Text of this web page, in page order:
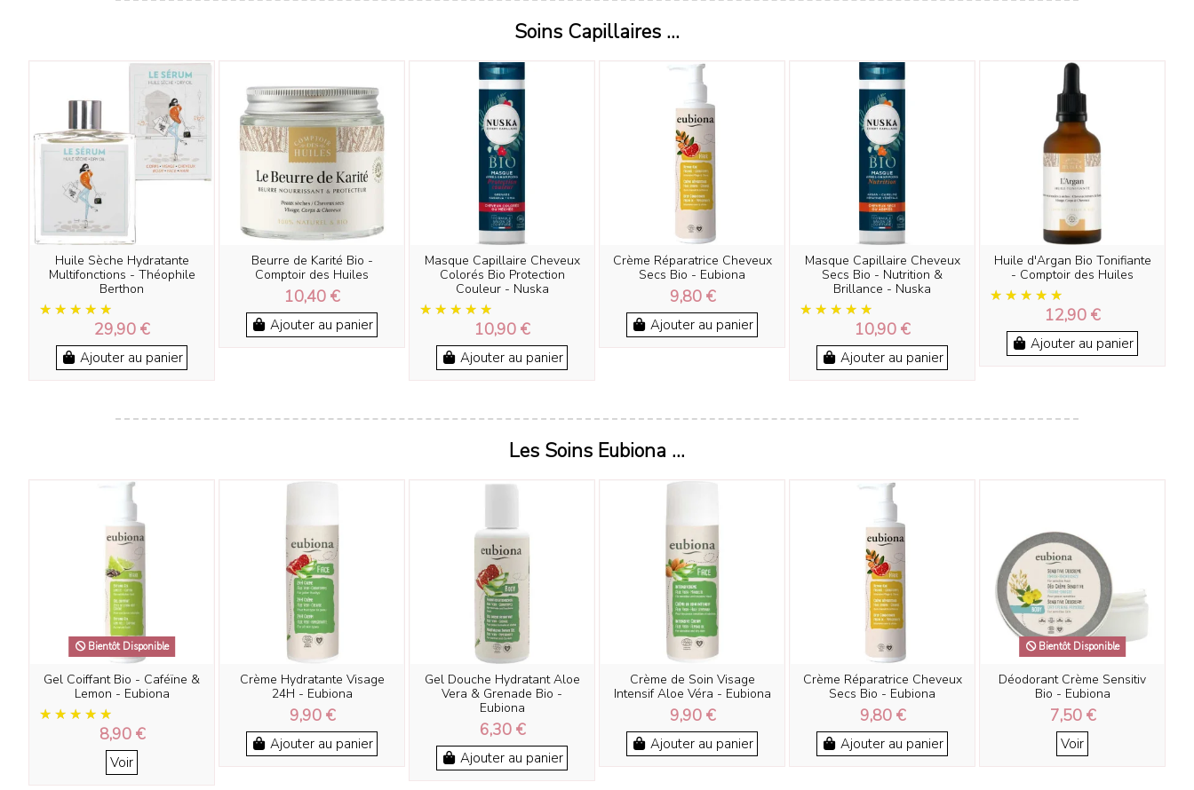
Soins Capillaires ...
Huile Sèche Hydratante
Multifonctions - Théophile
Berthon
29,90 €
Ajouter au panier
Beurre de Karité Bio -
Comptoir des Huiles
10,40 €
Ajouter au panier
Masque Capillaire Cheveux
Colorés Bio Protection
Couleur - Nuska
10,90 €
Ajouter au panier
Crème Réparatrice Cheveux
Secs Bio - Eubiona
9,80 €
Ajouter au panier
Masque Capillaire Cheveux
Secs Bio - Nutrition &
Brillance - Nuska
10,90 €
Ajouter au panier
Huile d'Argan Bio Tonifiante
- Comptoir des Huiles
12,90 €
Ajouter au panier
Les Soins Eubiona ...
Bientôt Disponible
Gel Coiffant Bio - Caféïne &
Lemon - Eubiona
8,90 €
Voir
Crème Hydratante Visage
24H - Eubiona
9,90 €
Ajouter au panier
Gel Douche Hydratant Aloe
Vera & Grenade Bio -
Eubiona
6,30 €
Ajouter au panier
Crème de Soin Visage
Intensif Aloe Véra - Eubiona
9,90 €
Ajouter au panier
Crème Réparatrice Cheveux
Secs Bio - Eubiona
9,80 €
Ajouter au panier
Bientôt Disponible
Déodorant Crème Sensitiv
Bio - Eubiona
7,50 €
Voir